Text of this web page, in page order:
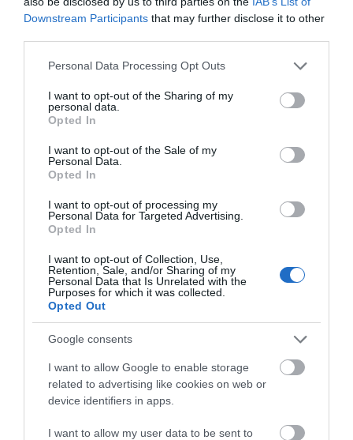
Downstream Participants that may further disclose it to other
Please note that this website/app uses one or more Google
not limited to your visit or usage behaviour. You may click to
grant or deny consent to Google and its third-party tags to
use your data for below specified purposes in below Google
consent section.
Personal Data Processing Opt Outs
I want to opt-out of the Sharing of my
personal data.
Opted In
I want to opt-out of the Sale of my
Personal Data.
Opted In
I want to opt-out of processing my
Personal Data for Targeted Advertising.
Opted In
I want to opt-out of Collection, Use,
Retention, Sale, and/or Sharing of my
Personal Data that Is Unrelated with the
Purposes for which it was collected.
Opted Out
Google consents
I want to allow Google to enable storage
related to advertising like cookies on web or
device identifiers in apps.
I want to allow my user data to be sent to
Διακοπή νερού τώρα σε αυτή την περιοχή
της Εύβοιας
16.07.2026 | 09:45
Θλίψη στην Ερέτρια: Σήμερα η κηδεία της
γυναίκας που έχασε τη ζωή της στη
θάλασσα